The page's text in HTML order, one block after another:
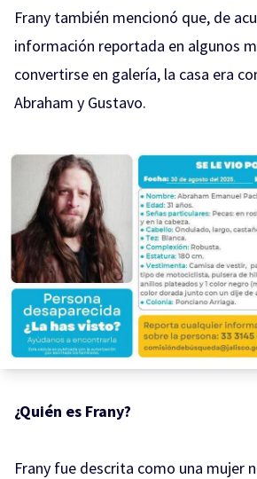
Frany también mencionó que, de
información reportada en algunos
convertirse en galería, la casa era
Abraham y Gustavo.
¿Quién es Frany?
Frany fue descrita como una mujer